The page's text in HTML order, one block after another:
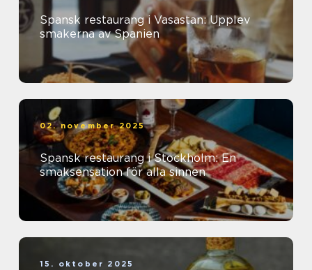
Spansk restaurang i Vasastan: Upplev
smakerna av Spanien
02. november 2025
Spansk restaurang i Stockholm: En
smaksensation för alla sinnen
15. oktober 2025